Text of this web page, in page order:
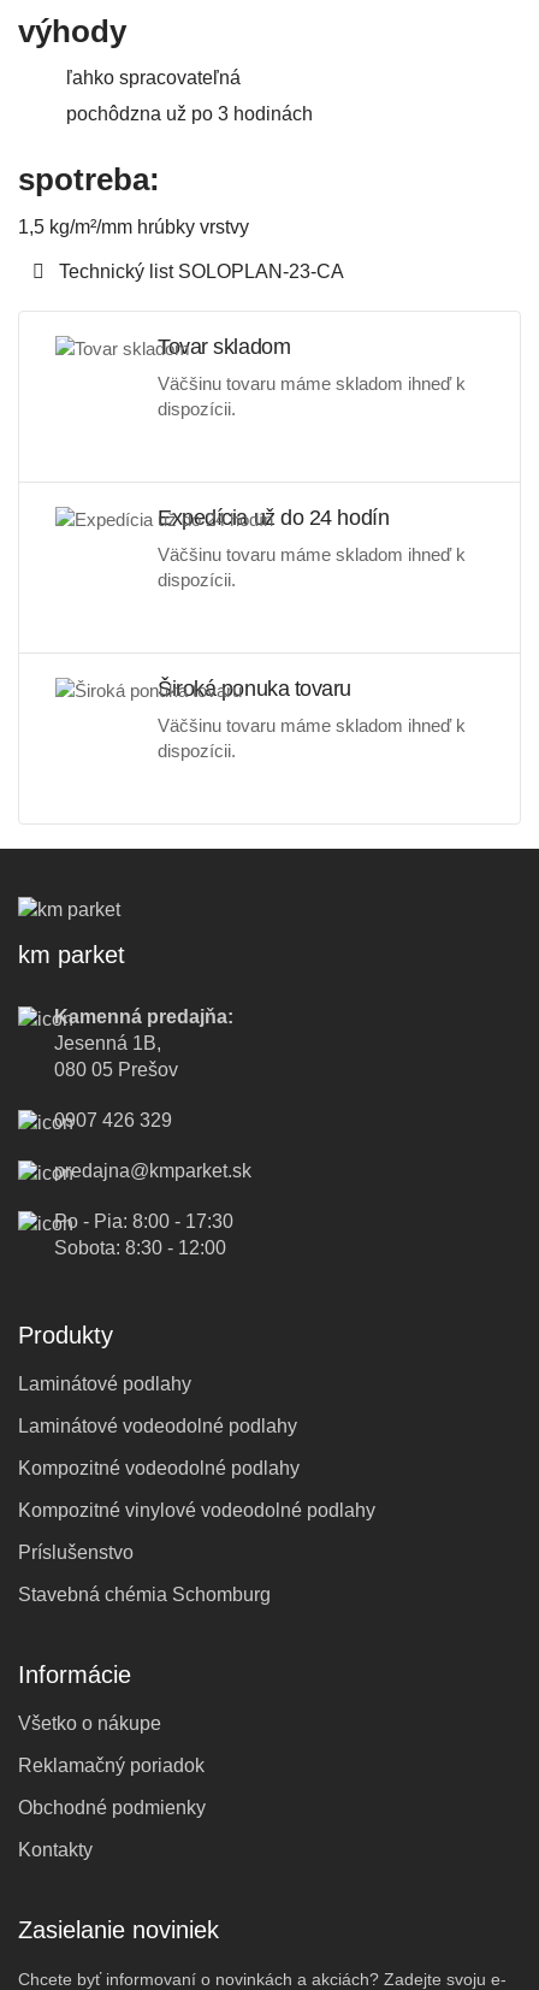
výhody
ľahko spracovateľná
pochôdzna už po 3 hodinách
spotreba:
1,5 kg/m²/mm hrúbky vrstvy
Technický list SOLOPLAN-23-CA
Tovar skladom
Väčšinu tovaru máme skladom ihneď k
dispozícii.
Expedícia už do 24 hodín
Väčšinu tovaru máme skladom ihneď k
dispozícii.
Široká ponuka tovaru
Väčšinu tovaru máme skladom ihneď k
dispozícii.
km parket
Kamenná predajňa:
Jesenná 1B,
080 05 Prešov
0907 426 329
predajna@kmparket.sk
Po - Pia: 8:00 - 17:30
Sobota: 8:30 - 12:00
Produkty
Laminátové podlahy
Laminátové vodeodolné podlahy
Kompozitné vodeodolné podlahy
Kompozitné vinylové vodeodolné podlahy
Príslušenstvo
Stavebná chémia Schomburg
Informácie
Všetko o nákupe
Reklamačný poriadok
Obchodné podmienky
Kontakty
Zasielanie noviniek
Chcete byť informovaní o novinkách a akciách? Zadejte svoju e-